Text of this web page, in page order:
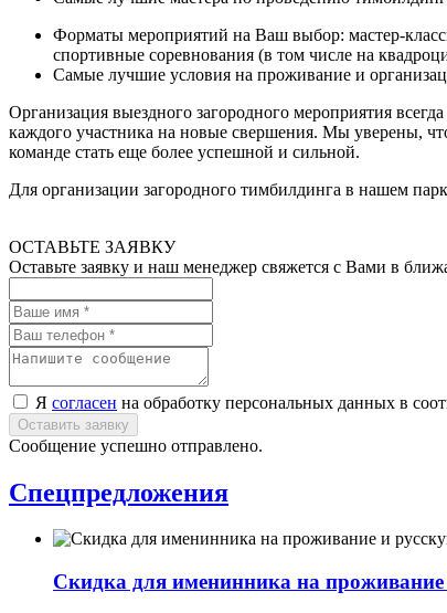
Форматы мероприятий на Ваш выбор: мастер-
спортивные соревнования (в том числе на
Самые лучшие условия на проживание и
Организация выездного загородного мероприятия
каждого участника на новые свершения. Мы уверены,
команде стать еще более успешной и сильной.
Для организации загородного тимбилдинга в нашем
ОСТАВЬТЕ ЗАЯВКУ
Оставьте заявку и наш менеджер свяжется с Вами в
Я согласен на обработку персональных данных в
Сообщение успешно отправлено.
Спецпредложения
Скидка для именинника на